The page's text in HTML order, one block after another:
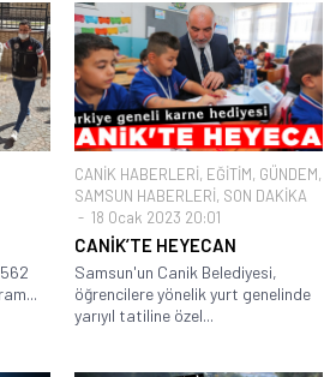
CANİK HABERLERİ, EĞİTİM, GÜNDEM,
SAMSUN HABERLERİ, SON DAKİKA
18 Ocak 2023 20:01
CANİK’TE HEYECAN
Samsun'un Canik Belediyesi,
öğrencilere yönelik yurt genelinde
yarıyıl tatiline özel...